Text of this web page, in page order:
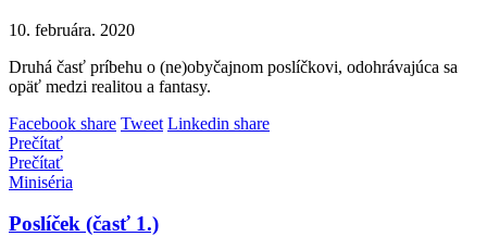
10. februára. 2020
Druhá časť príbehu o (ne)obyčajnom poslíčkovi, odohrávajúca sa
opäť medzi realitou a fantasy.
Facebook share Tweet Linkedin share
Prečítať
Prečítať
Miniséria
Poslíček (časť 1.)